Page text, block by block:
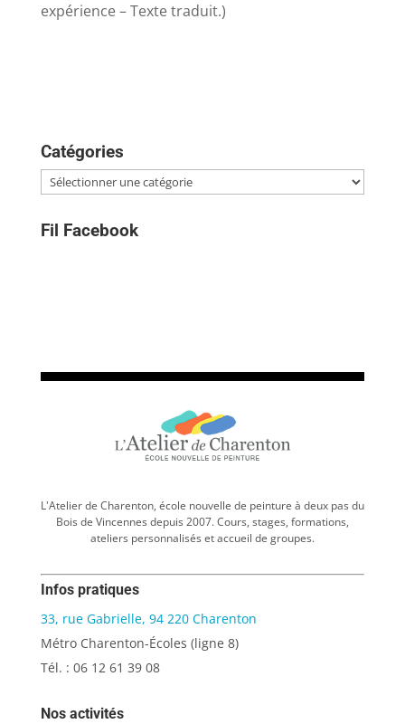
expérience – Texte traduit.)
Catégories
Catégories
Fil Facebook
L'Atelier de Charenton, école nouvelle de peinture à deux pas du
Bois de Vincennes depuis 2007. Cours, stages, formations,
ateliers personnalisés et accueil de groupes.
Infos pratiques
33, rue Gabrielle, 94 220 Charenton
Métro Charenton-Écoles (ligne 8)
Tél. : 06 12 61 39 08
Nos activités